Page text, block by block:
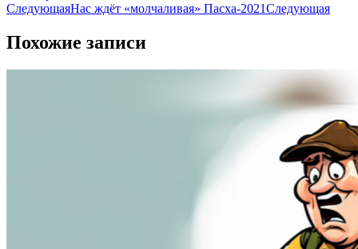
СледующаяНас ждёт «молчаливая» Пасха-2021Следующая
Похожие записи